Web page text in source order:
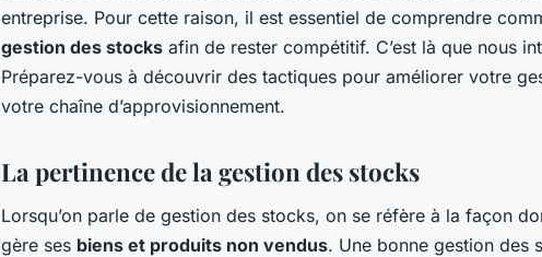
entreprise. Pour cette raison, il est essentiel de comprendre
gestion des stocks afin de rester compétitif. C’est là que nous
Préparez-vous à découvrir des tactiques pour améliorer votre
votre chaîne d’approvisionnement.
La pertinence de la gestion des stocks
Lorsqu’on parle de gestion des stocks, on se réfère à la façon
gère ses biens et produits non vendus. Une bonne gestion des